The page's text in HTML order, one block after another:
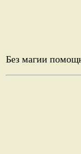
Без магии